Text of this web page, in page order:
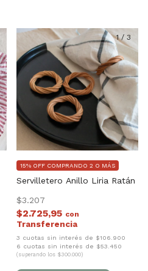
1/ 3
Servilletero Anillo Liria Ratán
$3.207
15% OFF COMPRANDO 2 O MÁS
$2.725,95 con
3 cuotas sin interés de $106.900
6 cuotas sin interés de $53.450
(superando los $300.000)